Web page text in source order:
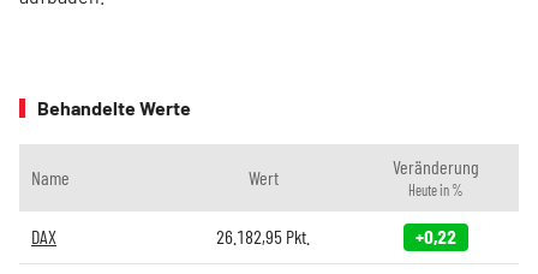
Behandelte Werte
Name Wert Veränderung
Heute in %
DAX 26.182,95 Pkt. +0,22